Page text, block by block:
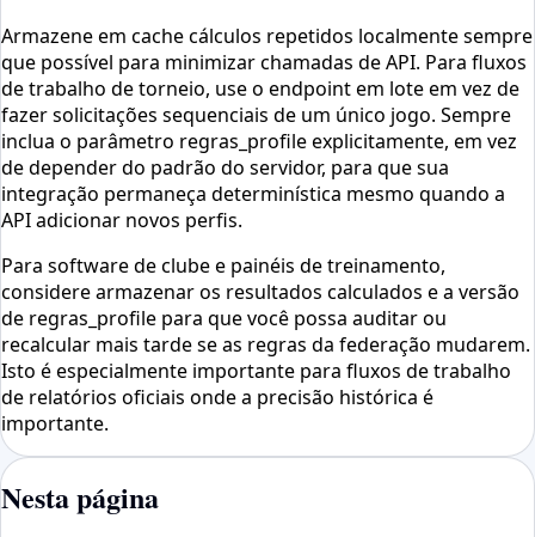
Armazene em cache cálculos repetidos localmente sempre
que possível para minimizar chamadas de API. Para fluxos
de trabalho de torneio, use o endpoint em lote em vez de
fazer solicitações sequenciais de um único jogo. Sempre
inclua o parâmetro regras_profile explicitamente, em vez
de depender do padrão do servidor, para que sua
integração permaneça determinística mesmo quando a
API adicionar novos perfis.
Para software de clube e painéis de treinamento,
considere armazenar os resultados calculados e a versão
de regras_profile para que você possa auditar ou
recalcular mais tarde se as regras da federação mudarem.
Isto é especialmente importante para fluxos de trabalho
de relatórios oficiais onde a precisão histórica é
importante.
Nesta página